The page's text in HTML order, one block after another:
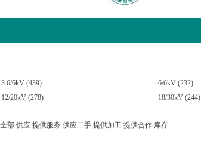
3.6/6kV (439) 6/6kV (232)
12/20kV (278) 18/30kV (244)
全部 供应 提供服务 供应二手 提供加工 提供合作 库存